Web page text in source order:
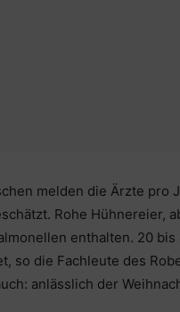
melden die Ärzte pro
Rohe Hühnereier,
enthalten. 20
so die Fachleute des
anlässlich der